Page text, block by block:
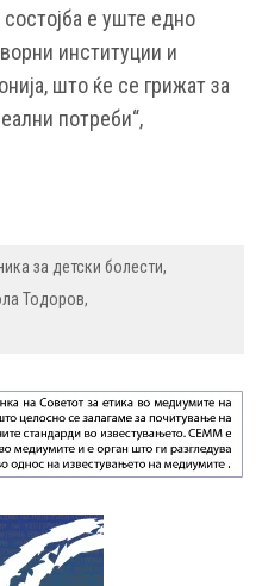
е уште едно
институции и
што ќе се грижат за
потреби“,
за детски болести
Тодоров